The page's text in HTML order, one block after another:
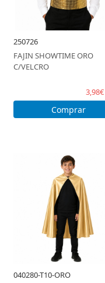
250726
FAJIN SHOWTIME ORO
C/VELCRO
3,98€
Comprar
040280-T10-ORO